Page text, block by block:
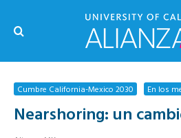
Cumbre California-Mexico 2030 En los
Nearshoring: un